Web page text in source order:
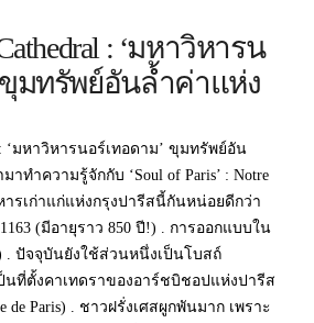
: ‘มหาวิหารน
ขุมทรัพย์อันล้ำค่าแห่ง
: ‘มหาวิหารนอร์เทอดาม’ ขุมทรัพย์อัน
มาทำความรู้จักกับ ‘Soul of Paris’ : Notre
หารเก่าแก่แห่งกรุงปารีสนี้กันหน่อยดีกว่า
(มีอายุราว 850 ปี!) . การออกแบบใน
. ปัจจุบันยังใช้ส่วนหนึ่งเป็นโบสถ์
นที่ตั้งคาเทดราของอาร์ชบิชอปแห่งปารีส
de Paris) . ชาวฝรั่งเศสผูกพันมาก เพราะ